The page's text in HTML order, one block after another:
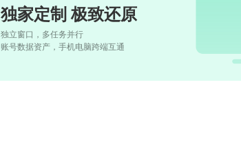
独家定制 极致还原
独立窗口，多任务并行
账号数据资产，手机电脑跨端互通